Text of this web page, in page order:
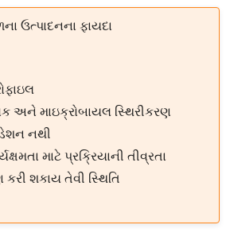
ઉત્પાદનના ફાયદા
અને માઇક્રોબાયલ સ્થિરીકરણ
નથી
માટે પ્રક્રિયાની તીવ્રતા
શકાય તેવી સ્થિતિ